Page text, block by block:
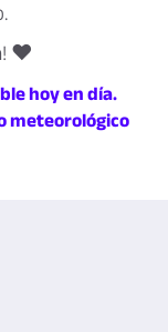
♥
hoy en día.
meteorológico